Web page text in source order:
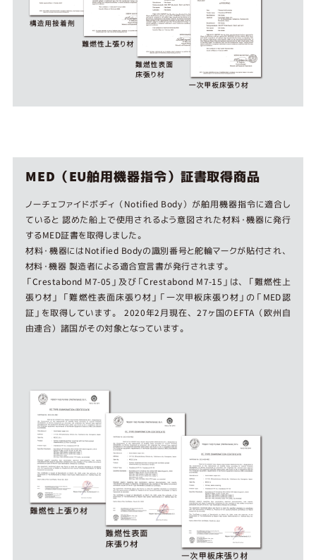
MED（EU舶用機器指令）証書取得商品
ノーチェファイドボヂィ（Notified Body）が舶用機器指令に適合し
ていると 認めた船上で使用されるよう意図された材料・機器に発行
するMED証書を取得しました。
材料・機器にはNotified Bodyの識別番号と舵輪マークが貼付され、
材料・機器 製造者による適合宣言書が発行されます。
「Crestabond M7-05」及び「Crestabond M7-15」は、「難燃性上
張り材」 「難燃性表面床張り材」「一次甲板床張り材」の「MED認
証」を取得しています。 2020年2月現在、27ヶ国のEFTA（欧州自
由連合）諸国がその対象となっています。